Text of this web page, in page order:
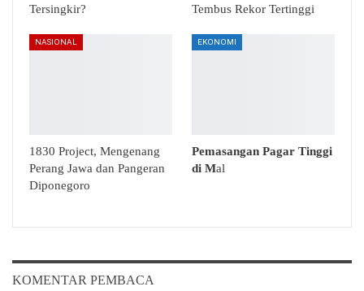
Tersingkir?
Tembus Rekor Tertinggi
NASIONAL
1830 Project, Mengenang
Perang Jawa dan Pangeran
Diponegoro
EKONOMI
Pemasangan Pagar Tinggi
di Mal
KOMENTAR PEMBACA